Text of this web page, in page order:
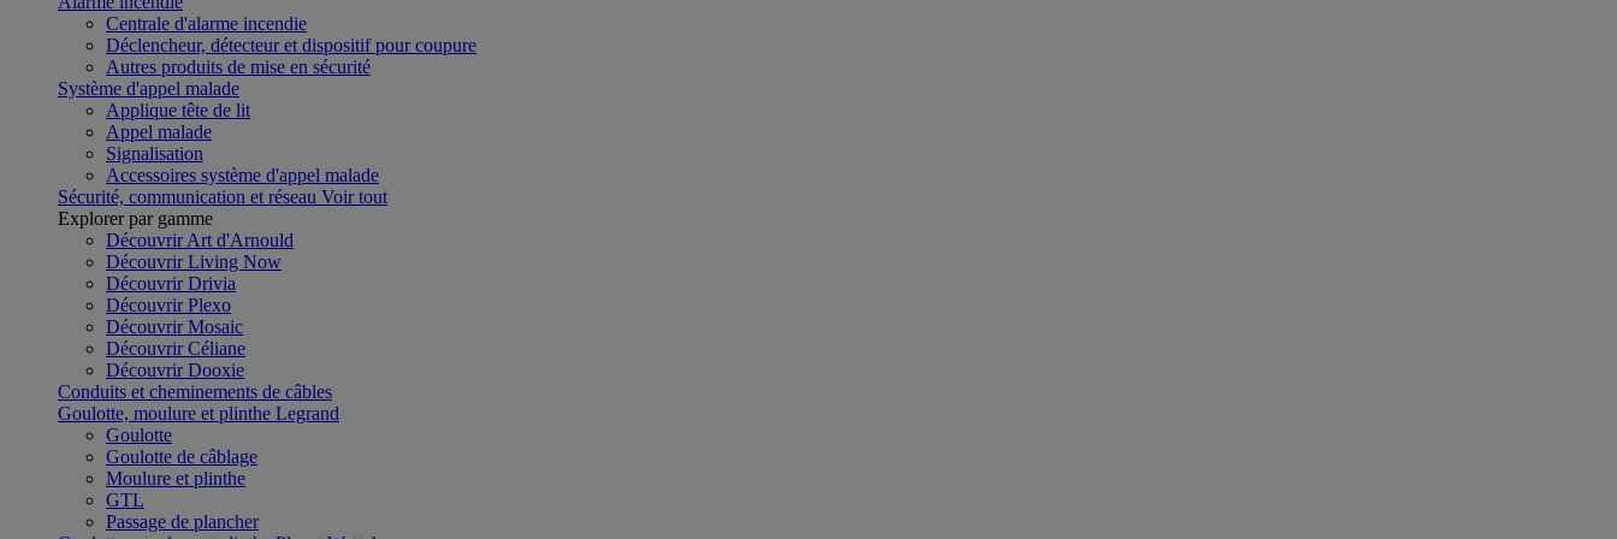
Centrale d'alarme incendie
Déclencheur, détecteur et dispositif pour coupure
Autres produits de mise en sécurité
Système d'appel malade
Applique tête de lit
Appel malade
Signalisation
Accessoires système d'appel malade
Sécurité, communication et réseau Voir tout
Explorer par gamme
Découvrir Art d'Arnould
Découvrir Living Now
Découvrir Drivia
Découvrir Plexo
Découvrir Mosaic
Découvrir Céliane
Découvrir Dooxie
Conduits et cheminements de câbles
Goulotte, moulure et plinthe Legrand
Goulotte
Goulotte de câblage
Moulure et plinthe
GTL
Passage de plancher